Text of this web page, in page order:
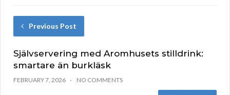
Previous Post
Självservering med Aromhusets stilldrink:
smartare än burkläsk
FEBRUARY 7, 2026 NO COMMENTS